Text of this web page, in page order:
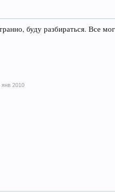
буду разбираться. Все
янв 2010